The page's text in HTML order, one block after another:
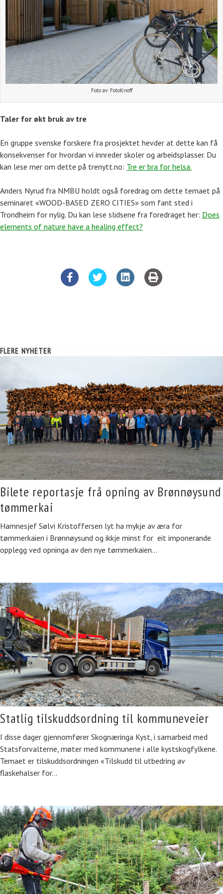
Foto av: FotoKnoff
Taler for økt bruk av tre
En gruppe svenske forskere fra prosjektet hevder at dette kan få
konsekvenser for hvordan vi innreder skoler og arbeidsplasser. Du
kan lese mer om dette på trenytt.no: Tre er bra for helsa.
Anders Nyrud fra NMBU holdt også foredrag om dette temaet på
seminaret «WOOD-BASED ZERO CITIES» som fant sted i
Trondheim for nylig. Du kan lese slidsene fra foredraget her: Does
elements of nature have a healing effect?
FLERE NYHETER
Bilete reportasje frå opning av Brønnøysund
tømmerkai
Hamnesjef Sølvi Kristoffersen lyt ha mykje av æra for
tømmerkaien i Brønnøysund og ikkje minst for eit imponerande
opplegg ved opninga av den nye tømmerkaien…
Statlig tilskuddsordning til kommuneveier
I disse dager gjennomfører Skognæringa Kyst, i samarbeid med
Statsforvalterne, møter med kommunene i alle kystskogfylkene.
Temaet er tilskuddsordningen «Tilskudd til utbedring av
flaskehalser for…